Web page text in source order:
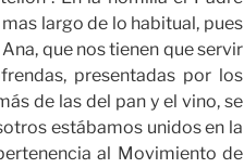
largo de lo habitual, pues
que nos tienen que servir
presentadas por los
de las del pan y el vino, se
estábamos unidos en la
al Movimiento de